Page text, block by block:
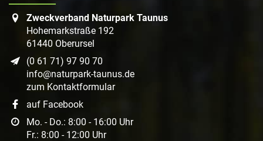
Zweckverband Naturpark Taunus
Hohemarkstraße 192
61440 Oberursel
(0 61 71) 97 90 70
info@naturpark-taunus.de
zum Kontaktformular
auf Facebook
Mo. - Do.: 8:00 - 16:00 Uhr
Fr.: 8:00 - 12:00 Uhr